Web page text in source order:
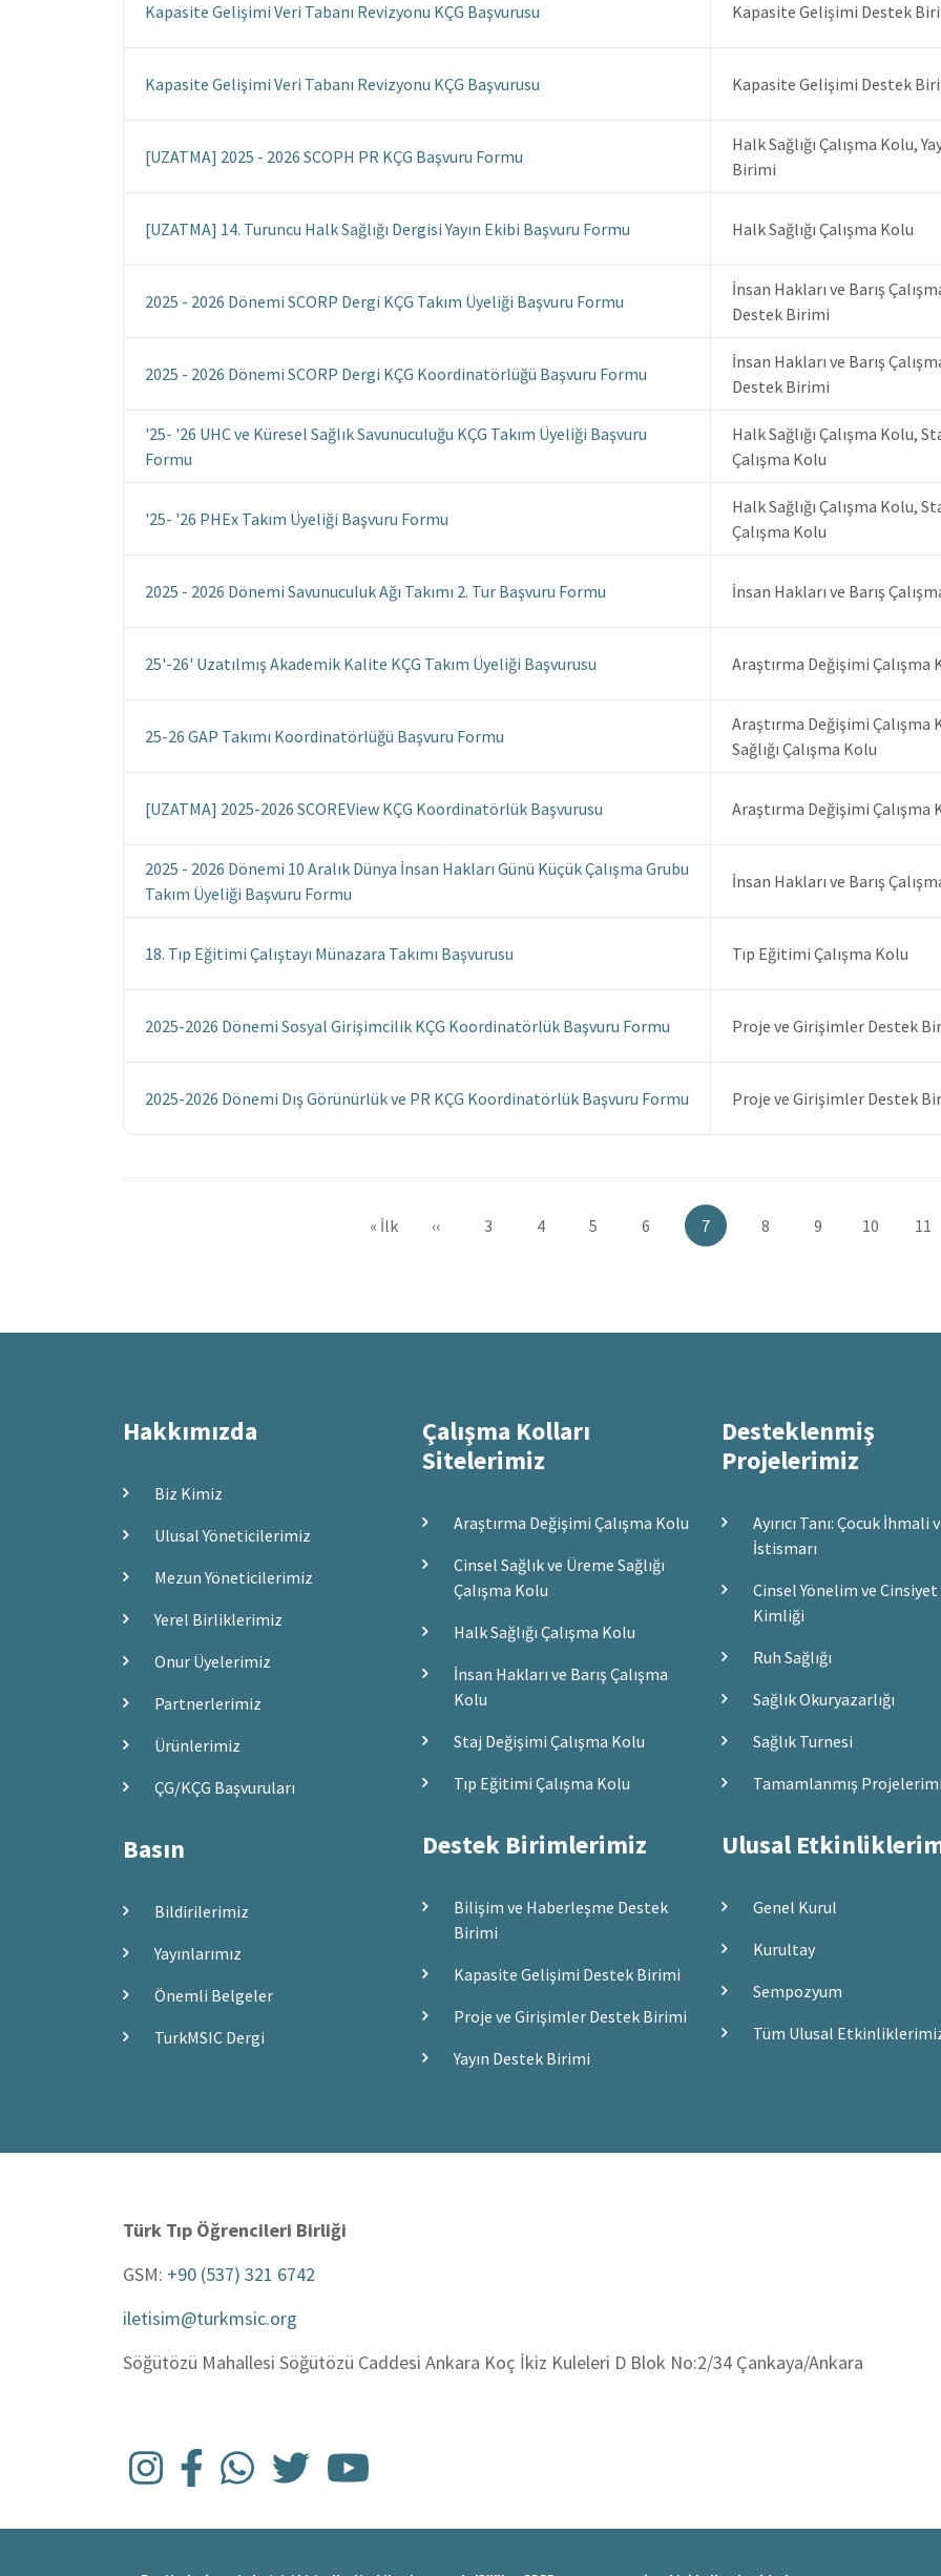
Kapasite Gelişimi Veri Tabanı Revizyonu KÇG Başvurusu Kapasite Gelişimi Destek
Kapasite Gelişimi Veri Tabanı Revizyonu KÇG Başvurusu Kapasite Gelişimi Destek
[UZATMA] 2025 - 2026 SCOPH PR KÇG Başvuru Formu
Halk Sağlığı Çalışma Kolu,
Birimi
[UZATMA] 14. Turuncu Halk Sağlığı Dergisi Yayın Ekibi Başvuru Formu Halk Sağlığı Çalışma Kolu
2025 - 2026 Dönemi SCORP Dergi KÇG Takım Üyeliği Başvuru Formu
İnsan Hakları ve Barış
Destek Birimi
2025 - 2026 Dönemi SCORP Dergi KÇG Koordinatörlüğü Başvuru Formu
İnsan Hakları ve Barış
Destek Birimi
'25- '26 UHC ve Küresel Sağlık Savunuculuğu KÇG Takım Üyeliği Başvuru
Formu
Halk Sağlığı Çalışma Kolu,
Çalışma Kolu
'25- '26 PHEx Takım Üyeliği Başvuru Formu
Halk Sağlığı Çalışma Kolu,
Çalışma Kolu
2025 - 2026 Dönemi Savunuculuk Ağı Takımı 2. Tur Başvuru Formu İnsan Hakları ve Barış
25'-26' Uzatılmış Akademik Kalite KÇG Takım Üyeliği Başvurusu Araştırma Değişimi Çalışma
25-26 GAP Takımı Koordinatörlüğü Başvuru Formu
Araştırma Değişimi Çalışma
Sağlığı Çalışma Kolu
[UZATMA] 2025-2026 SCOREView KÇG Koordinatörlük Başvurusu Araştırma Değişimi Çalışma
2025 - 2026 Dönemi 10 Aralık Dünya İnsan Hakları Günü Küçük Çalışma Grubu
Takım Üyeliği Başvuru Formu
İnsan Hakları ve Barış
18. Tıp Eğitimi Çalıştayı Münazara Takımı Başvurusu Tıp Eğitimi Çalışma Kolu
2025-2026 Dönemi Sosyal Girişimcilik KÇG Koordinatörlük Başvuru Formu Proje ve Girişimler Destek
2025-2026 Dönemi Dış Görünürlük ve PR KÇG Koordinatörlük Başvuru Formu Proje ve Girişimler Destek
İlk
« İlk
Önceki
‹‹ Sayfa
3 Sayfa
4 Sayfa
5 Sayfa
6
Şu
sayfa
7 Sayfa
8 Sayfa
9 Sayfa
10 11
Hakkımızda
Biz Kimiz
Ulusal Yöneticilerimiz
Mezun Yöneticilerimiz
Yerel Birliklerimiz
Onur Üyelerimiz
Partnerlerimiz
Ürünlerimiz
ÇG/KÇG Başvuruları
Basın
Bildirilerimiz
Yayınlarımız
Önemli Belgeler
TurkMSIC Dergi
Çalışma Kolları
Sitelerimiz
Araştırma Değişimi Çalışma Kolu
Cinsel Sağlık ve Üreme Sağlığı
Çalışma Kolu
Halk Sağlığı Çalışma Kolu
İnsan Hakları ve Barış Çalışma
Kolu
Staj Değişimi Çalışma Kolu
Tıp Eğitimi Çalışma Kolu
Destek Birimlerimiz
Bilişim ve Haberleşme Destek
Birimi
Kapasite Gelişimi Destek Birimi
Proje ve Girişimler Destek Birimi
Yayın Destek Birimi
Desteklenmiş
Projelerimiz
Ayırıcı Tanı: Çocuk İhmali
İstismarı
Cinsel Yönelim ve Cinsiyet
Kimliği
Ruh Sağlığı
Sağlık Okuryazarlığı
Sağlık Turnesi
Tamamlanmış
Ulusal
Genel Kurul
Kurultay
Sempozyum
Tüm Ulusal
Türk Tıp Öğrencileri Birliği
GSM: +90 (537) 321 6742
iletisim@turkmsic.org
Söğütözü Mahallesi Söğütözü Caddesi Ankara Koç İkiz Kuleleri D Blok No:2/34 Çankaya/Ankara